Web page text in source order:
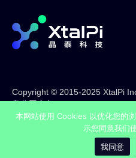
Copyright © 2015-2025 XtalPi
粤公网安备44030002001636
粤ICP备17120953号
本网站使用 Cookies 以优化您的
示您同意我们
我同意